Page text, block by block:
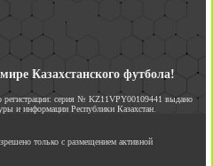
Казахстанского футбола!
регистрации: серия № KZ11VPY00109441 выдано
и информации Республики Казахстан.
только с размещением активной